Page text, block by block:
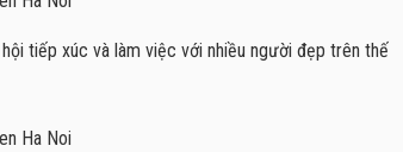
tiếp xúc và làm việc với nhiều người đẹp trên thế